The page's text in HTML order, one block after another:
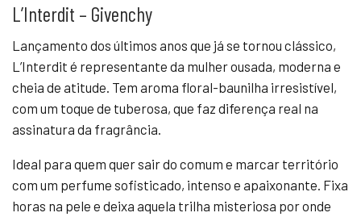
L’Interdit – Givenchy
Lançamento dos últimos anos que já se tornou clássico,
L’Interdit é representante da mulher ousada, moderna e
cheia de atitude. Tem aroma floral-baunilha irresistível,
com um toque de tuberosa, que faz diferença real na
assinatura da fragrância.
Ideal para quem quer sair do comum e marcar território
com um perfume sofisticado, intenso e apaixonante. Fixa
horas na pele e deixa aquela trilha misteriosa por onde